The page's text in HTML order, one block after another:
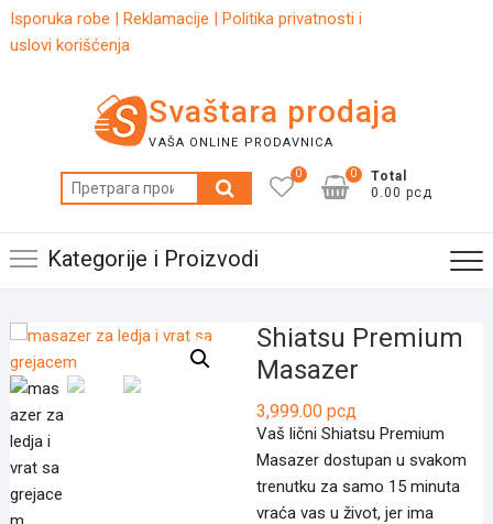
Skip
to
Isporuka robe | Reklamacije | Politika privatnosti i
uslovi korišćenja
Svaštara prodaja
VAŠA ONLINE PRODAVNICA
Претрага
за:
0
Total
0.00 рсд
0
Kategorije i Proizvodi
Shiatsu Premium
Masazer
3,999.00 рсд
Vaš lični Shiatsu Premium
Masazer dostupan u svakom
trenutku za samo 15 minuta
vraća vas u život, jer ima